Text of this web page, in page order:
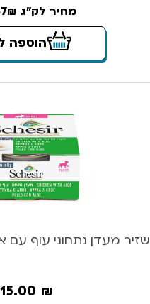
מחיר לק"ג 72.67₪
הוספה
שזיר מעדן נתחוני עוף עם
15.00 ₪